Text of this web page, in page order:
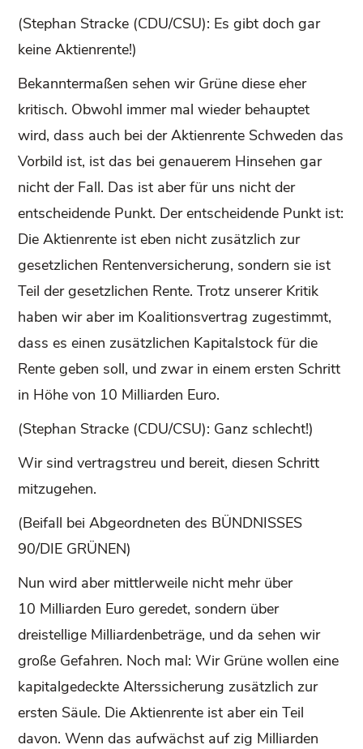
(Stephan Stracke (CDU/CSU): Es gibt doch gar
keine Aktienrente!)
Bekanntermaßen sehen wir Grüne diese eher
kritisch. Obwohl immer mal wieder behauptet
wird, dass auch bei der Aktienrente Schweden das
Vorbild ist, ist das bei genauerem Hinsehen gar
nicht der Fall. Das ist aber für uns nicht der
entscheidende Punkt. Der entscheidende Punkt ist:
Die Aktienrente ist eben nicht zusätzlich zur
gesetzlichen Rentenversicherung, sondern sie ist
Teil der gesetzlichen Rente. Trotz unserer Kritik
haben wir aber im Koalitionsvertrag zugestimmt,
dass es einen zusätzlichen Kapitalstock für die
Rente geben soll, und zwar in einem ersten Schritt
in Höhe von 10 Milliarden Euro.
(Stephan Stracke (CDU/CSU): Ganz schlecht!)
Wir sind vertragstreu und bereit, diesen Schritt
mitzugehen.
(Beifall bei Abgeordneten des BÜNDNISSES
90/DIE GRÜNEN)
Nun wird aber mittlerweile nicht mehr über
10 Milliarden Euro geredet, sondern über
dreistellige Milliardenbeträge, und da sehen wir
große Gefahren. Noch mal: Wir Grüne wollen eine
kapitalgedeckte Alterssicherung zusätzlich zur
ersten Säule. Die Aktienrente ist aber ein Teil
davon. Wenn das aufwächst auf zig Milliarden